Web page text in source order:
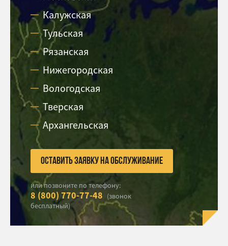
Калужская
Тульская
Рязанская
Нижегородская
Вологодская
Тверская
Архангельская
Оставить заявку на обслуживание
или позвоните по телефону:
8 (800) 770-77-48 (звонок
бесплатный)